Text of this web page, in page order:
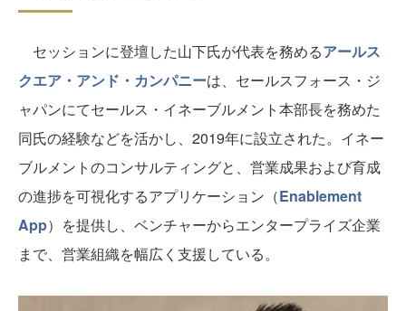
セッションに登壇した山下氏が代表を務めるアールス
クエア・アンド・カンパニーは、セールスフォース・ジ
ャパンにてセールス・イネーブルメント本部長を務めた
同氏の経験などを活かし、2019年に設立された。イネー
ブルメントのコンサルティングと、営業成果および育成
の進捗を可視化するアプリケーション（Enablement
App）を提供し、ベンチャーからエンタープライズ企業
まで、営業組織を幅広く支援している。